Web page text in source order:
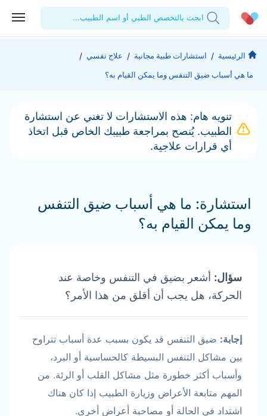
ابحث بالتخصص الطبي أو اسم الطبيب...
الحساب الشخصي
استشاراتي
اختبارات المعمل
الشركة
من نحن؟ للأطباء
المقالات الطبية
الرئيسية / استشارات طبية مجانية / علاج نفسي /
ما هي أسباب ضيق التنفس وما يمكن القيام به؟
تنويه هام: هذه الاستشارات لا تغني عن استشارة
الطبيب. يُنصح بمراجعة طبيبك الخاص قبل اتخاذ
أي قرارات علاجية.
استشارة: ما هي أسباب ضيق التنفس
وما يمكن القيام به؟
سؤال: أشعر بضيق في التنفس وخاصة عند
الحركة، هل يجب أن أقلق من هذا الأمر؟
إجابة: ضيق التنفس قد يكون بسبب عدة أسباب تتراوح
بين مشاكل التنفس البسيطة كالحساسية أو البرد،
وأسباب أكثر خطورة مثل مشاكل القلب أو الرئة. من
المهم متابعة الأعراض وزيارة الطبيب إذا كان هناك
اشتداد في الحالة أو مصاحبة أعراض أخرى.